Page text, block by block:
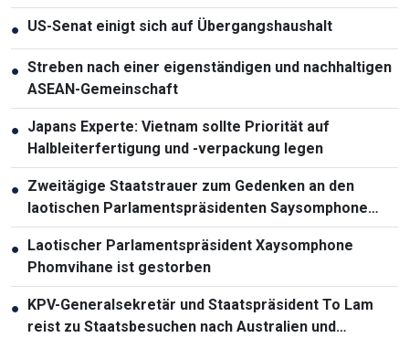
Vietnam und Australien
● US-Senat einigt sich auf Übergangshaushalt
● Streben nach einer eigenständigen und nachhaltigen
ASEAN-Gemeinschaft
● Japans Experte: Vietnam sollte Priorität auf
Halbleiterfertigung und -verpackung legen
● Zweitägige Staatstrauer zum Gedenken an den
laotischen Parlamentspräsidenten Saysomphone
Phomvihane
● Laotischer Parlamentspräsident Xaysomphone
Phomvihane ist gestorben
● KPV-Generalsekretär und Staatspräsident To Lam
reist zu Staatsbesuchen nach Australien und